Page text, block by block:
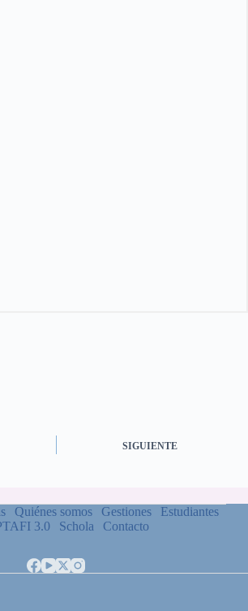
SIGUIENTE
Quiénes somos Gestiones
Estudiantes
3.0
Schola Contacto